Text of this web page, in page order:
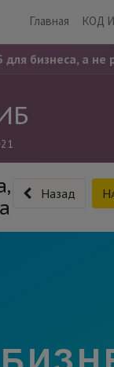
Главная КОД
для бизнеса, а не
Назад